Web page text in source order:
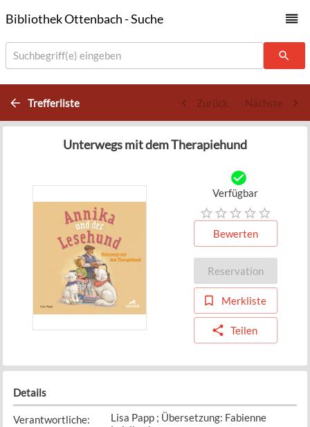
Bibliothek Ottenbach - Suche
Suchbegriff(e) eingeben
Trefferliste Zurück Nächste
Unterwegs mit dem Therapiehund
Verfügbar
Bewerten
Reservation
Merkliste
Teilen
Details
Verantwortliche:
Lisa Papp ; Übersetzung: Fabienne